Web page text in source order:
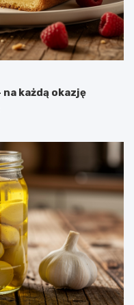
każdą okazję